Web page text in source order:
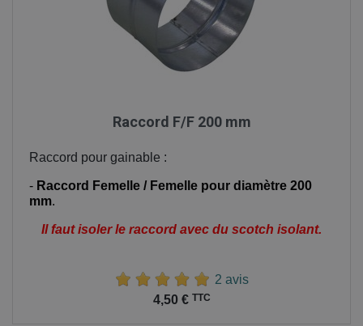
Raccord F/F 200 mm
Raccord pour gainable :
- Raccord Femelle / Femelle pour diamètre 200
mm.
Il faut isoler le raccord avec du scotch isolant.
2 avis
4,50 € TTC